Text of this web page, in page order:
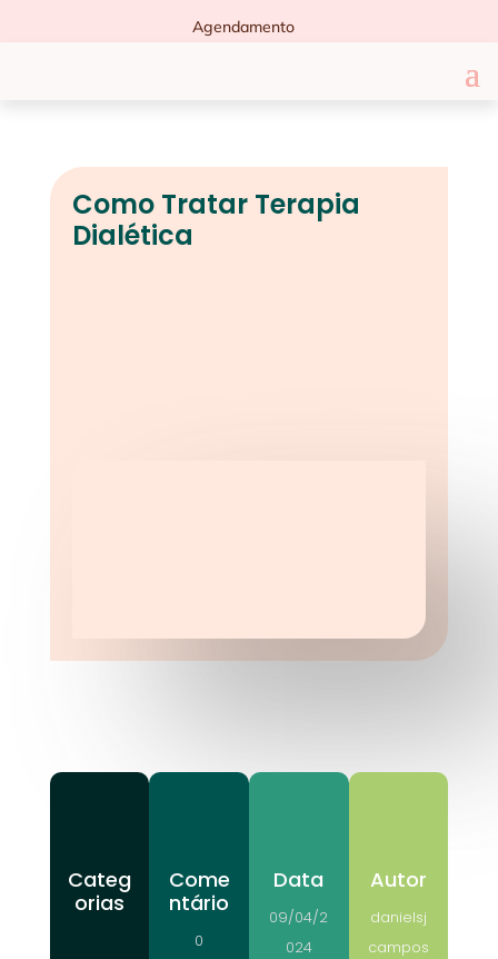
Agendamento
Como Tratar Terapia
Dialética
Categ
orias
Come
ntário
0
Data
09/04/2
024
Autor
danielsj
campos